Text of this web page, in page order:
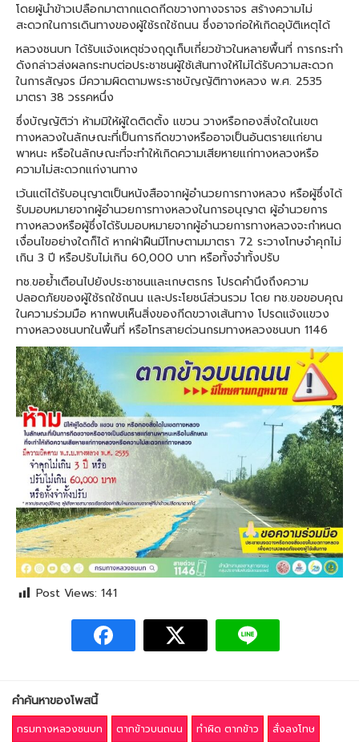
โดยผู้นำข้าวเปลือกมาตากแดดกีดขวางทางจราจร สร้างความไม่
สะดวกในการเดินทางของผู้ใช้รถใช้ถนน ซึ่งอาจก่อให้เกิดอุบัติเหตุได้
หลวงชนบท ได้รับแจ้งเหตุช่วงฤดูเก็บเกี่ยวข้าวในหลายพื้นที่ การกระทำ
ดังกล่าวส่งผลกระทบต่อประชาชนผู้ใช้เส้นทางให้ไม่ได้รับความสะดวก
ในการสัญจร มีความผิดตามพระราชบัญญัติทางหลวง พ.ศ. 2535
มาตรา 38 วรรคหนึ่ง
ซึ่งบัญญัติว่า ห้ามมิให้ผู้ใดติดตั้ง แขวน วางหรือกองสิ่งใดในเขต
ทางหลวงในลักษณะที่เป็นการกีดขวางหรืออาจเป็นอันตรายแก่ยาน
พาหนะ หรือในลักษณะที่จะทำให้เกิดความเสียหายแก่ทางหลวงหรือ
ความไม่สะดวกแก่งานทาง
เว้นแต่ได้รับอนุญาตเป็นหนังสือจากผู้อำนวยการทางหลวง หรือผู้ซึ่งได้
รับมอบหมายจากผู้อำนวยการทางหลวงในการอนุญาต ผู้อำนวยการ
ทางหลวงหรือผู้ซึ่งได้รับมอบหมายจากผู้อำนวยการทางหลวงจะกำหนด
เงื่อนไขอย่างใดก็ได้ หากฝ่าฝืนมีโทษตามมาตรา 72 ระวางโทษจำคุกไม่
เกิน 3 ปี หรือปรับไม่เกิน 60,000 บาท หรือทั้งจำทั้งปรับ
ทช.ขอย้ำเตือนไปยังประชาชนและเกษตรกร โปรดคำนึงถึงความ
ปลอดภัยของผู้ใช้รถใช้ถนน และประโยชน์ส่วนรวม โดย ทช.ขอขอบคุณ
ในความร่วมมือ หากพบเห็นสิ่งของกีดขวางเส้นทาง โปรดแจ้งแขวง
ทางหลวงชนบทในพื้นที่ หรือโทรสายด่วนกรมทางหลวงชนบท 1146
Post Views: 141
คำค้นหาของโพสนี้
กรมทางหลวงชนบท ตากข้าวบนถนน ทำผิด ตากข้าว
สั่งลงโทษ